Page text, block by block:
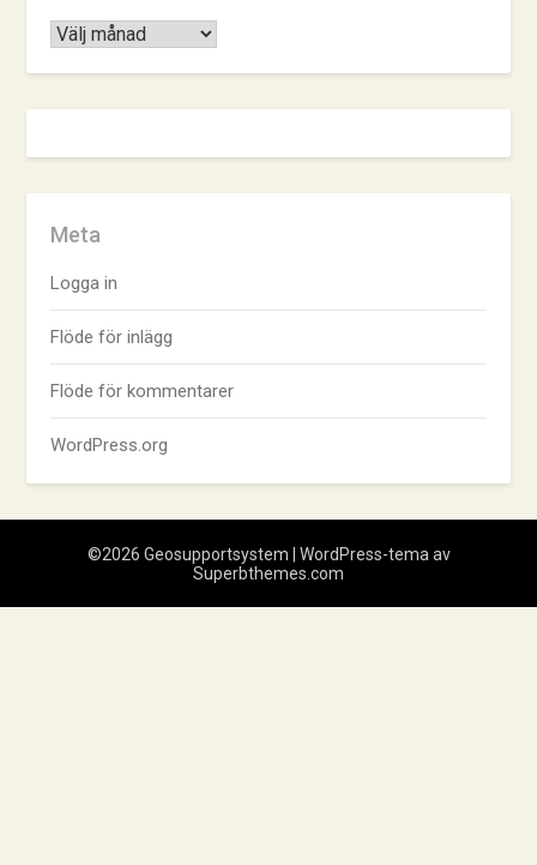
Arkiv
Meta
Logga in
Flöde för inlägg
Flöde för kommentarer
WordPress.org
©2026 Geosupportsystem | WordPress-tema av
Superbthemes.com